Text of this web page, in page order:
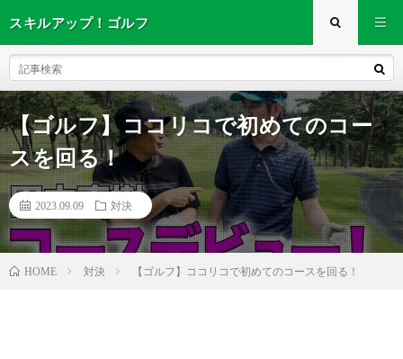
スキルアップ！ゴルフ
【ゴルフ】ココリコで初めてのコー
スを回る！
2023.09.09 対決
HOME 対決 【ゴルフ】ココリコで初めてのコースを回る！